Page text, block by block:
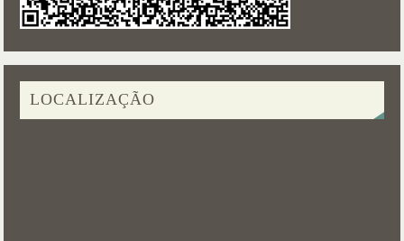
LOCALIZAÇÃO